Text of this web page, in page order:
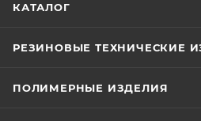
КАТАЛОГ
РЕЗИНОВЫЕ ТЕХНИЧЕСКИЕ
ПОЛИМЕРНЫЕ ИЗДЕЛИЯ